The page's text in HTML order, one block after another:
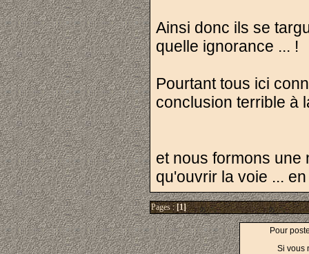
Ainsi donc ils se
quelle ignorance ... !
Pourtant tous ici
conclusion terrible à
et nous formons une
qu'ouvrir la voie ...
Pages :[1]
Pour
Si vous